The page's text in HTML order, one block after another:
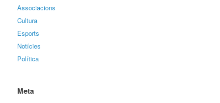
Associacions
Cultura
Esports
Notícies
Política
Meta